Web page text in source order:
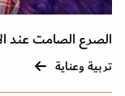
الصرع الصامت عند
تربية وعناية